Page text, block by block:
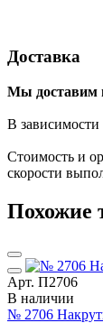
Доставка
Мы доставим
В
Стоимость и
скорости
Похожие
Арт. П2706
В наличии
№ 2706